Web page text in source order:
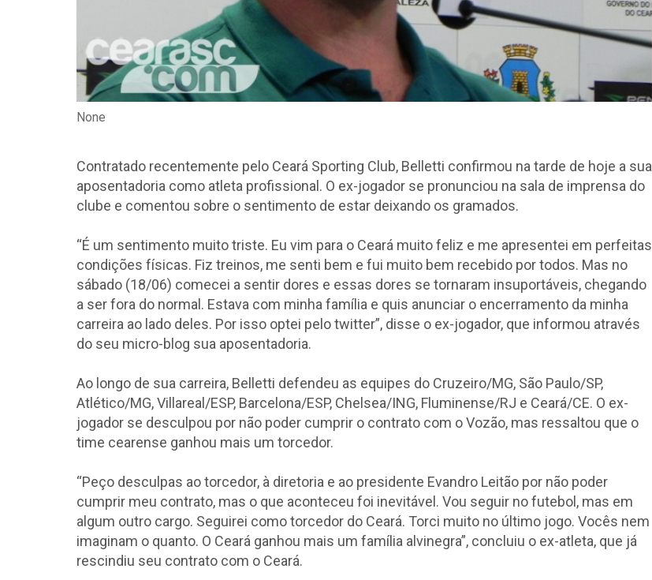
None
Contratado recentemente pelo Ceará Sporting Club, Belletti confirmou na tarde de hoje a sua
aposentadoria como atleta profissional. O ex-jogador se pronunciou na sala de imprensa do
clube e comentou sobre o sentimento de estar deixando os gramados.
“É um sentimento muito triste. Eu vim para o Ceará muito feliz e me apresentei em perfeitas
condições físicas. Fiz treinos, me senti bem e fui muito bem recebido por todos. Mas no
sábado (18/06) comecei a sentir dores e essas dores se tornaram insuportáveis, chegando
a ser fora do normal. Estava com minha família e quis anunciar o encerramento da minha
carreira ao lado deles. Por isso optei pelo twitter”, disse o ex-jogador, que informou através
do seu micro-blog sua aposentadoria.
Ao longo de sua carreira, Belletti defendeu as equipes do Cruzeiro/MG, São Paulo/SP,
Atlético/MG, Villareal/ESP, Barcelona/ESP, Chelsea/ING, Fluminense/RJ e Ceará/CE. O ex-
jogador se desculpou por não poder cumprir o contrato com o Vozão, mas ressaltou que o
time cearense ganhou mais um torcedor.
“Peço desculpas ao torcedor, à diretoria e ao presidente Evandro Leitão por não poder
cumprir meu contrato, mas o que aconteceu foi inevitável. Vou seguir no futebol, mas em
algum outro cargo. Seguirei como torcedor do Ceará. Torci muito no último jogo. Vocês nem
imaginam o quanto. O Ceará ganhou mais um família alvinegra”, concluiu o ex-atleta, que já
rescindiu seu contrato com o Ceará.